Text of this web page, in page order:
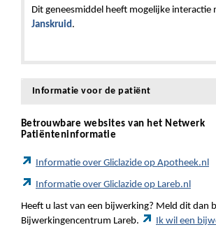
Dit geneesmiddel heeft mogelijke interactie
Janskruid.
Informatie voor de patiënt
Betrouwbare websites van het Netwerk
Patiënteninformatie
Informatie over Gliclazide op Apotheek.nl
Informatie over Gliclazide op Lareb.nl
Heeft u last van een bijwerking? Meld dit dan
Bijwerkingencentrum Lareb.
Ik wil een